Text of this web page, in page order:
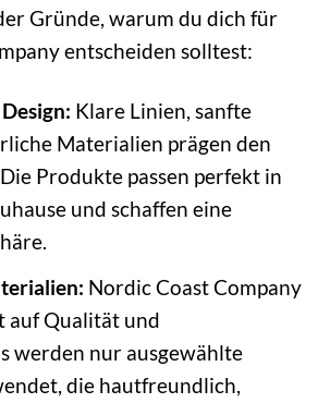
Gründe, warum du dich für
entscheiden solltest:
Klare Linien, sanfte
Materialien prägen den
Produkte passen perfekt in
und schaffen eine
Nordic Coast Company
auf Qualität und
werden nur ausgewählte
die hautfreundlich,